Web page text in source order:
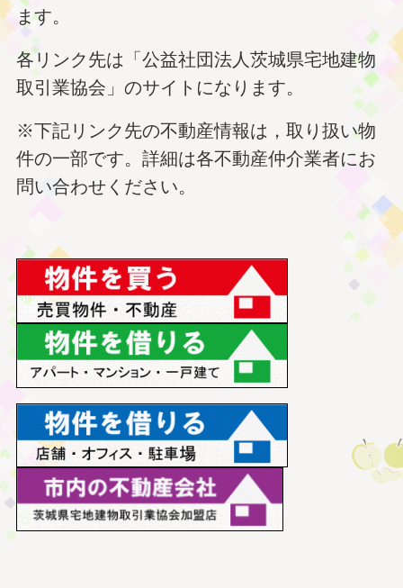
ます。
各リンク先は「公益社団法人茨城県宅地建物
取引業協会」のサイトになります。
※下記リンク先の不動産情報は，取り扱い物
件の一部です。詳細は各不動産仲介業者にお
問い合わせください。